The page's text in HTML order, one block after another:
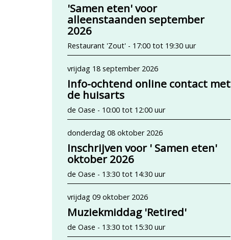
'Samen eten' voor
alleenstaanden september
2026
Restaurant 'Zout' - 17:00 tot 19:30 uur
vrijdag 18 september 2026
Info-ochtend online contact met
de huisarts
de Oase - 10:00 tot 12:00 uur
donderdag 08 oktober 2026
Inschrijven voor ' Samen eten'
oktober 2026
de Oase - 13:30 tot 14:30 uur
vrijdag 09 oktober 2026
Muziekmiddag 'Retired'
de Oase - 13:30 tot 15:30 uur